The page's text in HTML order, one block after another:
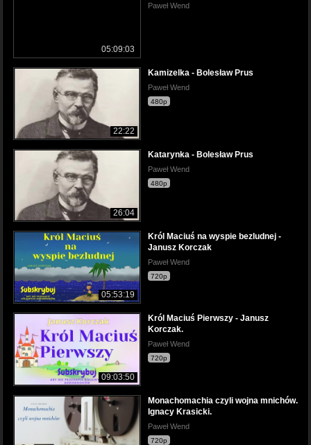
05:09:03
Paweł Wend
22:22
Kamizelka - Bolesław Prus
Paweł Wend
480p
26:04
Katarynka - Bolesław Prus
Paweł Wend
480p
05:53:19
Król Maciuś na wyspie bezludnej -
Janusz Korczak
Paweł Wend
720p
09:03:50
Król Maciuś Pierwszy - Janusz
Korczak.
Paweł Wend
720p
Monachomachia czyli wojna mnichów.
Ignacy Krasicki.
Paweł Wend
720p